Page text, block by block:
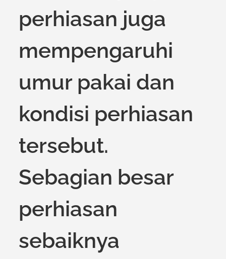
perhiasan juga
mempengaruhi
umur pakai dan
kondisi perhiasan
tersebut.
Sebagian besar
perhiasan
sebaiknya